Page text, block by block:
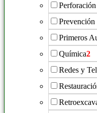
Prevención
Primeros
Química2
Redes y